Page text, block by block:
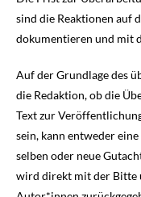
sind die Reaktionen auf
dokumentieren und mit
Auf der Grundlage des
die Redaktion, ob die
Text zur
sein, kann entweder
selben oder neue
wird direkt mit der Bitte